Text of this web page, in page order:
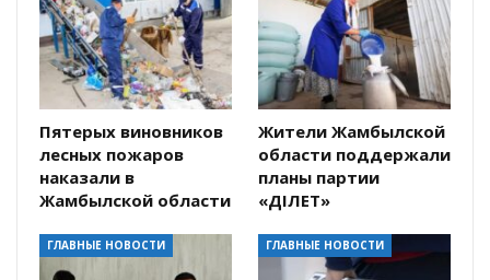
Пятерых виновников
лесных пожаров
наказали в
Жамбылской области
Жители Жамбылской
области поддержали
планы партии
«ӘДІЛЕТ»
ГЛАВНЫЕ НОВОСТИ ГЛАВНЫЕ НОВОСТИ